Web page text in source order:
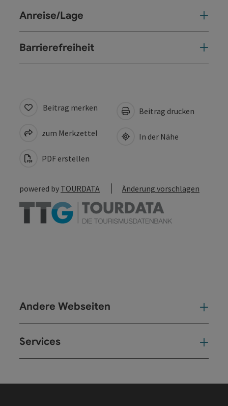
Anreise/Lage
Barrierefreiheit
Beitrag merken
zum Merkzettel
PDF erstellen
Beitrag drucken
In der Nähe
powered by TOURDATA Änderung vorschlagen
Andere Webseiten
Services